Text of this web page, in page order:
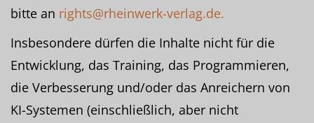
bitte an rights@rheinwerk-verlag.de.
Insbesondere dürfen die Inhalte nicht für die
Entwicklung, das Training, das Programmieren,
die Verbesserung und/oder das Anreichern von
KI-Systemen (einschließlich, aber nicht